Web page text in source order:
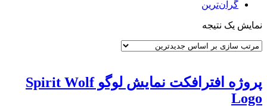
گران‌ترین
نمایش یک نتیجه
پروژه افترافکت نمایش لوگو Spirit Wolf
Logo